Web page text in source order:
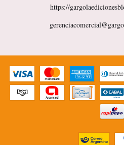
https://